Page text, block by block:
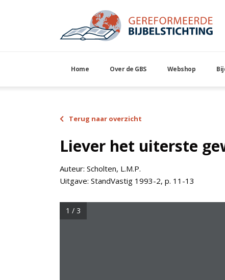
Home Over de GBS Webshop
Terug naar overzicht
Liever het uiterste
Auteur: Scholten, L.M.P.
Uitgave: StandVastig 1993-2, p. 11-13
1 / 3